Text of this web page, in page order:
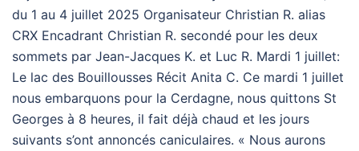
du 1 au 4 juillet 2025 Organisateur Christian R. alias
CRX Encadrant Christian R. secondé pour les deux
sommets par Jean-Jacques K. et Luc R. Mardi 1 juillet:
Le lac des Bouillousses Récit Anita C. Ce mardi 1 juillet
nous embarquons pour la Cerdagne, nous quittons St
Georges à 8 heures, il fait déjà chaud et les jours
suivants s’ont annoncés caniculaires. « Nous aurons